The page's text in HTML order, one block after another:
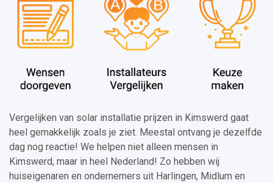
Vergelijken van solar installatie prijzen in Kimswerd gaat
heel gemakkelijk zoals je ziet. Meestal ontvang je dezelfde
dag nog reactie! We helpen niet alleen mensen in
Kimswerd, maar in heel Nederland! Zo hebben wij
huiseigenaren en ondernemers uit Harlingen, Midlum en